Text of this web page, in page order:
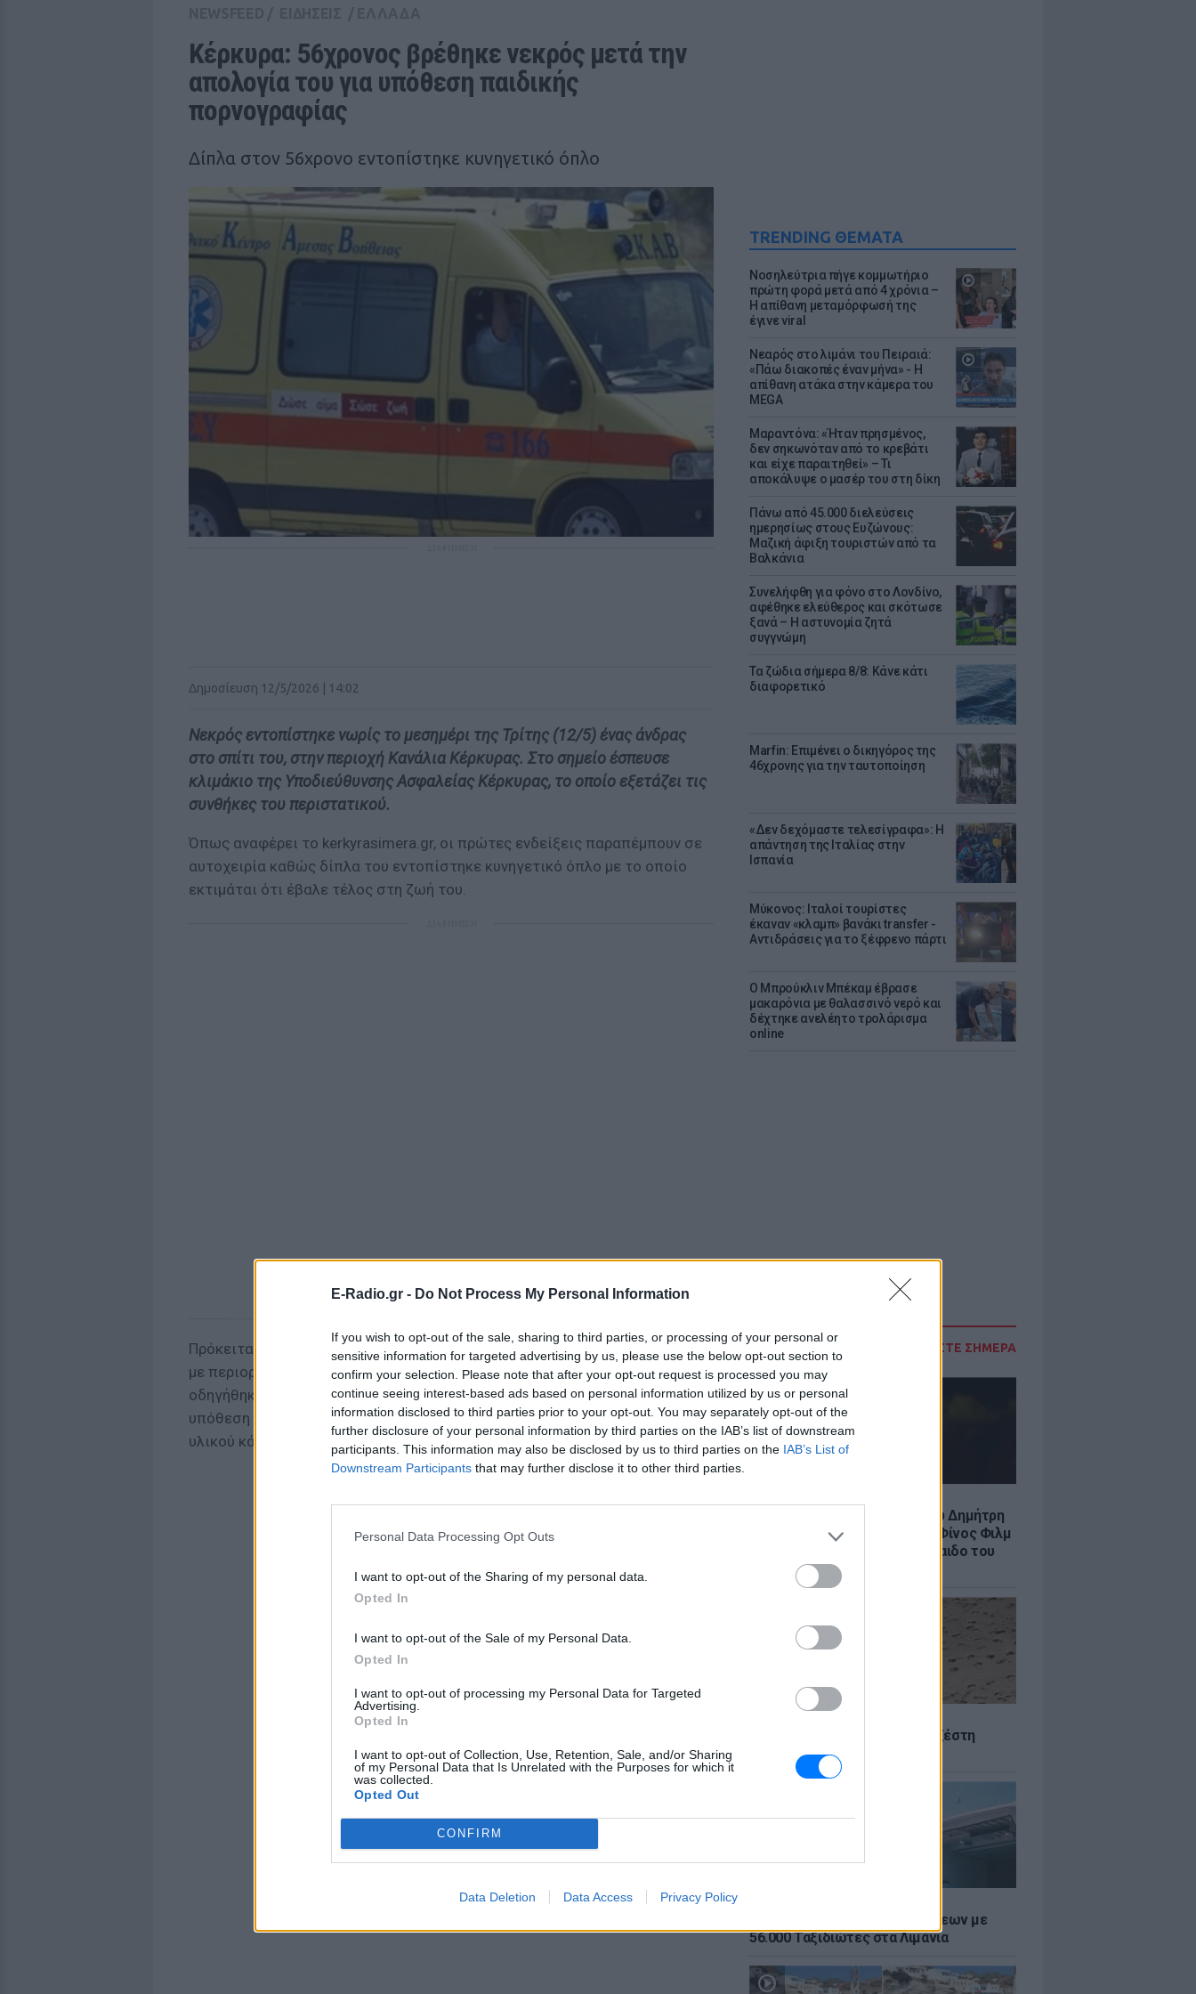
E-Radio.gr - Do Not Process My Personal Information
If you wish to opt-out of the sale, sharing to third parties, or processing of your personal or
sensitive information for targeted advertising by us, please use the below opt-out section to
confirm your selection. Please note that after your opt-out request is processed you may
continue seeing interest-based ads based on personal information utilized by us or personal
information disclosed to third parties prior to your opt-out. You may separately opt-out of the
further disclosure of your personal information by third parties on the IAB’s list of downstream
participants. This information may also be disclosed by us to third parties on the IAB’s List of
Downstream Participants that may further disclose it to other third parties.
Personal Data Processing Opt Outs
I want to opt-out of the Sharing of my personal data.
Opted In
I want to opt-out of the Sale of my Personal Data.
Opted In
I want to opt-out of processing my Personal Data for Targeted
Advertising.
Opted In
I want to opt-out of Collection, Use, Retention, Sale, and/or Sharing
of my Personal Data that Is Unrelated with the Purposes for which it
was collected.
Opted Out
CONFIRM
Data Deletion Data Access Privacy Policy
TRENDING ΘΕΜΑΤΑ
Νοσηλεύτρια πήγε κομμωτήριο
πρώτη φορά μετά από 4 χρόνια –
Η απίθανη μεταμόρφωσή της
έγινε viral
Νεαρός στο λιμάνι του Πειραιά:
«Πάω διακοπές έναν μήνα» - Η
απίθανη ατάκα στην κάμερα του
MEGA
Μαραντόνα: «Ήταν πρησμένος,
δεν σηκωνόταν από το κρεβάτι
και είχε παραιτηθεί» – Τι
αποκάλυψε ο μασέρ του στη δίκη
Πάνω από 45.000 διελεύσεις
ημερησίως στους Ευζώνους:
Μαζική άφιξη τουριστών από τα
Βαλκάνια
Συνελήφθη για φόνο στο Λονδίνο,
αφέθηκε ελεύθερος και σκότωσε
ξανά – Η αστυνομία ζητά
συγγνώμη
Τα ζώδια σήμερα 8/8: Κάνε κάτι
διαφορετικό
Marfin: Επιμένει ο δικηγόρος της
46χρονης για την ταυτοποίηση
«Δεν δεχόμαστε τελεσίγραφα»: Η
απάντηση της Ιταλίας στην
Ισπανία
Μύκονος: Ιταλοί τουρίστες
έκαναν «κλαμπ» βανάκι transfer -
Αντιδράσεις για το ξέφρενο πάρτι
Ο Μπρούκλιν Μπέκαμ έβρασε
μακαρόνια με θαλασσινό νερό και
δέχτηκε ανελέητο τρολάρισμα
online
ΔΙΑΒΑΣΤΕ ΣΗΜΕΡΑ
22 χρόνια από τον θάνατο του Δημήτρη
Παπαμιχαήλ: Η ανάρτηση της Φίνος Φιλμ
για το «γοητευτικό λεβεντόπαιδο του
ελληνικού σινεμά»
Καιρός: Πού θα «χτυπήσει» η ζέστη
Αύγουστος: Ρεκόρ Αναχωρήσεων με
56.000 Ταξιδιώτες στα Λιμάνια
Κέρκυρα: 56χρονος βρέθηκε νεκρός μετά την
απολογία του για υπόθεση παιδικής
πoρνoγραφίας
Δίπλα στον 56χρονο εντοπίστηκε κυνηγετικό όπλο
Δημοσίευση 12/5/2026 | 14:02
Νεκρός εντοπίστηκε νωρίς το μεσημέρι της Τρίτης (12/5) ένας άνδρας
στο σπίτι του, στην περιοχή Κανάλια Κέρκυρας. Στο σημείο έσπευσε
κλιμάκιο της Υποδιεύθυνσης Ασφαλείας Κέρκυρας, το οποίο εξετάζει τις
συνθήκες του περιστατικού.
Όπως αναφέρει το kerkyrasimera.gr, οι πρώτες ενδείξεις παραπέμπουν σε
αυτοχειρία καθώς δίπλα του εντοπίστηκε κυνηγετικό όπλο με το οποίο
εκτιμάται ότι έβαλε τέλος στη ζωή του.
Πρόκειται για 56χρονο ο οποίος είχε αφεθεί ελεύθερος τη Δευτέρα (11/5)
με περιοριστικούς όρους, μετά την απολογία του στον ανακριτή όπου
οδηγήθηκε αντιμετωπίζοντας κατηγορία σε βαθμό κακουργήματος για
υπόθεση που αφορά παραβίαση της νομοθεσίας περί πορνογραφικού
υλικού κάτω των 15 ετών.